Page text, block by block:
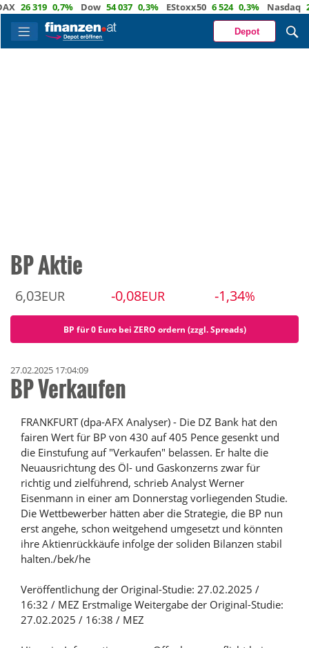
26 319 0,7% Dow 54 037 0,3% EStoxx50 6 524 0,3% Nasdaq 29
Depot
BP Aktie
6,03EUR -0,08EUR -1,34%
BP für 0 Euro bei ZERO ordern (zzgl. Spreads)
27.02.2025 17:04:09
BP Verkaufen
FRANKFURT (dpa-AFX Analyser) - Die DZ Bank hat den
fairen Wert für BP von 430 auf 405 Pence gesenkt und
die Einstufung auf "Verkaufen" belassen. Er halte die
Neuausrichtung des Öl- und Gaskonzerns zwar für
richtig und zielführend, schrieb Analyst Werner
Eisenmann in einer am Donnerstag vorliegenden Studie.
Die Wettbewerber hätten aber die Strategie, die BP nun
erst angehe, schon weitgehend umgesetzt und könnten
ihre Aktienrückkäufe infolge der soliden Bilanzen stabil
halten./bek/he
Veröffentlichung der Original-Studie: 27.02.2025 /
16:32 / MEZ Erstmalige Weitergabe der Original-Studie:
27.02.2025 / 16:38 / MEZ